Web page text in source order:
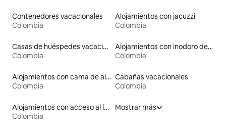
Contenedores vacacionales
Colombia
Alojamientos con jacuzzi
Colombia
Casas de huéspedes vacacionales
Colombia
Alojamientos con inodoro de altura accesible
Colombia
Alojamientos con cama de altura accesible
Colombia
Cabañas vacacionales
Colombia
Alojamientos con acceso al lago
Colombia
Mostrar más